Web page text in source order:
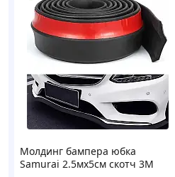
Молдинг бампера юбка
Samurai 2.5мх5см скотч 3М